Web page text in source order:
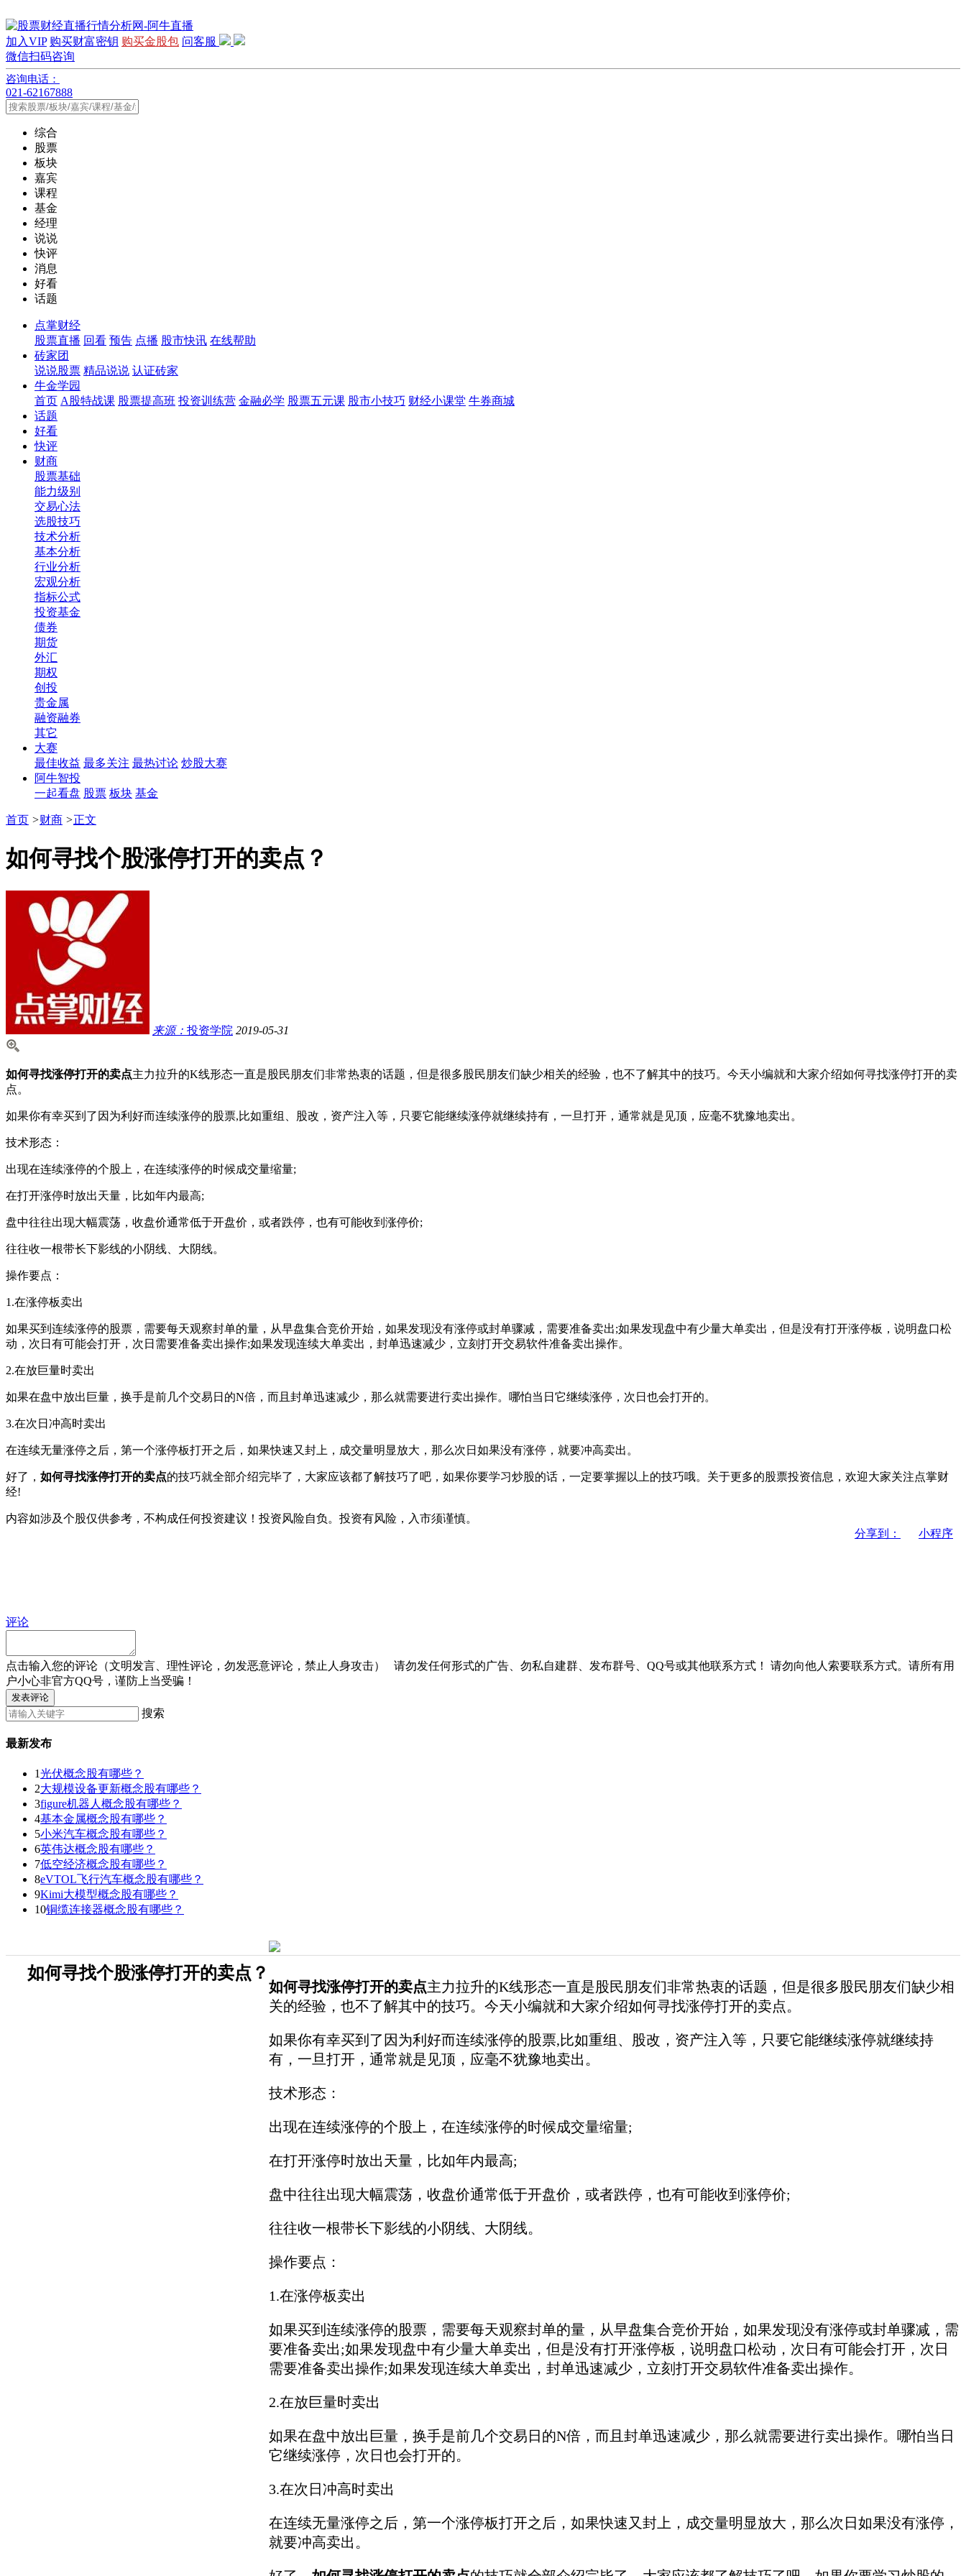
加入VIP 购买财富密钥 购买金股包 问客服
微信扫码咨询
咨询电话：
021-62167888
综合
股票
板块
嘉宾
课程
基金
经理
说说
快评
消息
好看
话题
点掌财经
股票直播 回看 预告 点播 股市快讯 在线帮助
砖家团
说说股票 精品说说 认证砖家
牛金学园
首页 A股特战课 股票提高班 投资训练营 金融必学 股票五元课 股市小技巧 财经小课堂 牛券商城
话题
好看
快评
财商
股票基础
能力级别
交易心法
选股技巧
技术分析
基本分析
行业分析
宏观分析
指标公式
投资基金
债券
期货
外汇
期权
创投
贵金属
融资融券
其它
大赛
最佳收益 最多关注 最热讨论 炒股大赛
阿牛智投
一起看盘 股票 板块 基金
首页 >财商 >正文
如何寻找个股涨停打开的卖点？
来源： 投资学院 2019-05-31
如何寻找涨停打开的卖点主力拉升的K线形态一直是股民朋友们非常热衷的话题，但是很多股民朋友们缺少相关的经验，也不了解其中的技巧。今天小编就和大家介绍如何寻找涨停打开的卖
点。
如果你有幸买到了因为利好而连续涨停的股票,比如重组、股改，资产注入等，只要它能继续涨停就继续持有，一旦打开，通常就是见顶，应毫不犹豫地卖出。
技术形态：
出现在连续涨停的个股上，在连续涨停的时候成交量缩量;
在打开涨停时放出天量，比如年内最高;
盘中往往出现大幅震荡，收盘价通常低于开盘价，或者跌停，也有可能收到涨停价;
往往收一根带长下影线的小阴线、大阴线。
操作要点：
1.在涨停板卖出
如果买到连续涨停的股票，需要每天观察封单的量，从早盘集合竞价开始，如果发现没有涨停或封单骤减，需要准备卖出;如果发现盘中有少量大单卖出，但是没有打开涨停板，说明盘口松
动，次日有可能会打开，次日需要准备卖出操作;如果发现连续大单卖出，封单迅速减少，立刻打开交易软件准备卖出操作。
2.在放巨量时卖出
如果在盘中放出巨量，换手是前几个交易日的N倍，而且封单迅速减少，那么就需要进行卖出操作。哪怕当日它继续涨停，次日也会打开的。
3.在次日冲高时卖出
在连续无量涨停之后，第一个涨停板打开之后，如果快速又封上，成交量明显放大，那么次日如果没有涨停，就要冲高卖出。
好了， 如何寻找涨停打开的卖点的技巧就全部介绍完毕了，大家应该都了解技巧了吧，如果你要学习炒股的话，一定要掌握以上的技巧哦。关于更多的股票投资信息，欢迎大家关注点掌财
经!
内容如涉及个股仅供参考，不构成任何投资建议！投资风险自负。投资有风险，入市须谨慎。
分享到：
小程序
评论
点击输入您的评论（文明发言、理性评论，勿发恶意评论，禁止人身攻击） 请勿发任何形式的广告、勿私自建群、发布群号、QQ号或其他联系方式！
请勿向他人索要联系方式。请所有用
户小心非官方QQ号，谨防上当受骗！
发表评论
搜索
最新发布
1光伏概念股有哪些？
2大规模设备更新概念股有哪些？
3figure机器人概念股有哪些？
4基本金属概念股有哪些？
5小米汽车概念股有哪些？
6英伟达概念股有哪些？
7低空经济概念股有哪些？
8eVTOL飞行汽车概念股有哪些？
9Kimi大模型概念股有哪些？
10铜缆连接器概念股有哪些？
如何寻找个股涨停打开的卖点？
如何寻找涨停打开的卖点主力拉升的K线形态一直是股民朋友们非常热衷的话题，但是很多股民朋友们缺少相
关的经验，也不了解其中的技巧。今天小编就和大家介绍如何寻找涨停打开的卖点。
如果你有幸买到了因为利好而连续涨停的股票,比如重组、股改，资产注入等，只要它能继续涨停就继续持
有，一旦打开，通常就是见顶，应毫不犹豫地卖出。
技术形态：
出现在连续涨停的个股上，在连续涨停的时候成交量缩量;
在打开涨停时放出天量，比如年内最高;
盘中往往出现大幅震荡，收盘价通常低于开盘价，或者跌停，也有可能收到涨停价;
往往收一根带长下影线的小阴线、大阴线。
操作要点：
1.在涨停板卖出
如果买到连续涨停的股票，需要每天观察封单的量，从早盘集合竞价开始，如果发现没有涨停或封单骤减，需
要准备卖出;如果发现盘中有少量大单卖出，但是没有打开涨停板，说明盘口松动，次日有可能会打开，次日
需要准备卖出操作;如果发现连续大单卖出，封单迅速减少，立刻打开交易软件准备卖出操作。
2.在放巨量时卖出
如果在盘中放出巨量，换手是前几个交易日的N倍，而且封单迅速减少，那么就需要进行卖出操作。哪怕当日
它继续涨停，次日也会打开的。
3.在次日冲高时卖出
在连续无量涨停之后，第一个涨停板打开之后，如果快速又封上，成交量明显放大，那么次日如果没有涨停，
就要冲高卖出。